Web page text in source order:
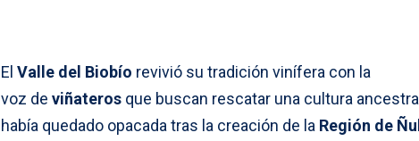
El Valle del Biobío revivió su tradición vinífera con la
voz de viñateros que buscan rescatar una cultura
había quedado opacada tras la creación de la Región de